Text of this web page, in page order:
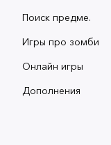
Поиск предме.
Игры про зомби
Онлайн игры
Дополнения